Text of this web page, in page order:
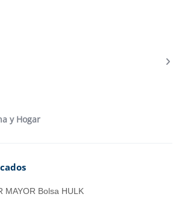
y Hogar
MAYOR Bolsa HULK